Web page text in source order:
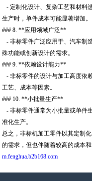
- 定制化设计、复杂工艺和材料
生产时，单件成本可能显著增加。
### 8. **应用领域广泛**
- 非标零件广泛应用于、汽车制
殊功能或创新设计的需求。
### 9. **依赖设计能力**
- 非标零件的设计与加工高度依
工艺、成本等因素。
### 10. **小批量生产**
- 非标零件通常为小批量或单件
准化生产。
总之，非标机加工零件以其定制
的需求，但也伴随着较高的成本和
m.fenghua.b2b168.com